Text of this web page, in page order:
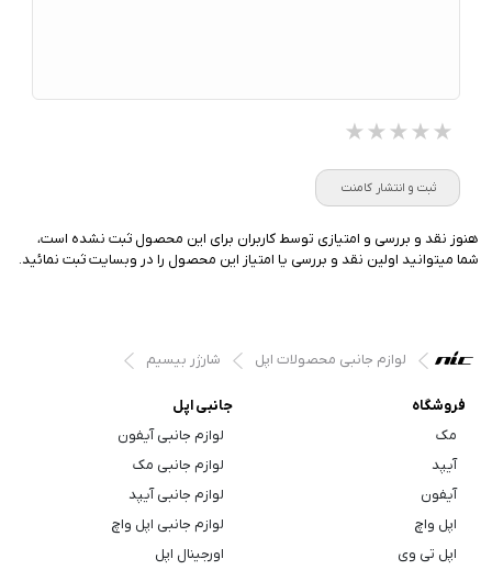
★★★★★
★★★★★
★★★★★
ثبت و انتشار کامنت
هنوز نقد و بررسی و امتیازی توسط کاربران برای این محصول ثبت نشده است،
شما میتوانید اولین نقد و بررسی یا امتیاز این محصول را در وبسایت ثبت نمائید.
لوازم جانبی محصولات اپل شارژر بیسیم
فروشگاه
مک
آیپد
آیفون
اپل واچ
اپل تی وی
جانبی اپل
لوازم جانبی آیفون
لوازم جانبی مک
لوازم جانبی آیپد
لوازم جانبی اپل واچ
اورجینال اپل